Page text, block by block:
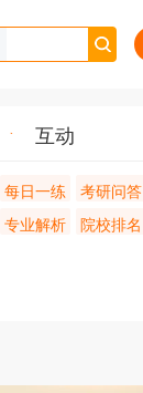
互动
每日一练 考研问答
专业解析
院校排名